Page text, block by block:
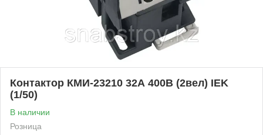
Контактор КМИ-23210 32А 400В (2вел) IEK
(1/50)
В наличии
Розница